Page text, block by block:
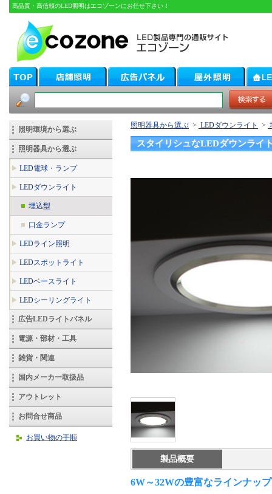
高品質・高信頼のLED照明はエコゾーンにお任せ下さい！
照明環境から選ぶ
照明器具から選ぶ
LED電球・ランプ
LEDダウンライト
埋込型
口金ランプ
LEDライン照明
LEDスポットライト
LEDベースライト
LEDシーリングライト
広告LEDライトパネル
電源・部材・工具
雑貨・関連
国内メーカー取扱品
アウトレット
お問合せ商品
お買い物の手順
照明器具から選ぶ > LEDダウンライト >
スタイリシュなLEDダウンラ
製品概要
6W～32Wの豊富なラインナッ